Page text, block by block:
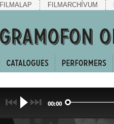
FILMALAP FILMARCHÍVUM
00:00